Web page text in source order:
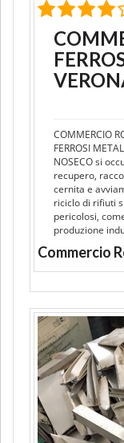
COMMERCIO
FERROSI
NOSECO si
recupero,
cernita e
riciclo di rifiuti
pericolosi,
produzione
Commercio